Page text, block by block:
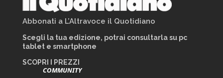
Abbonati a L’Altravoce il Quotidiano
Scegli la tua edizione, potrai consultarla su pc
tablet e smartphone
SCOPRI I PREZZI
COMMUNITY